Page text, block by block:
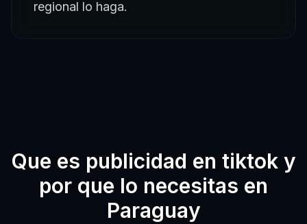
regional lo haga.
Que es publicidad en tiktok y
por que lo necesitas en
Paraguay